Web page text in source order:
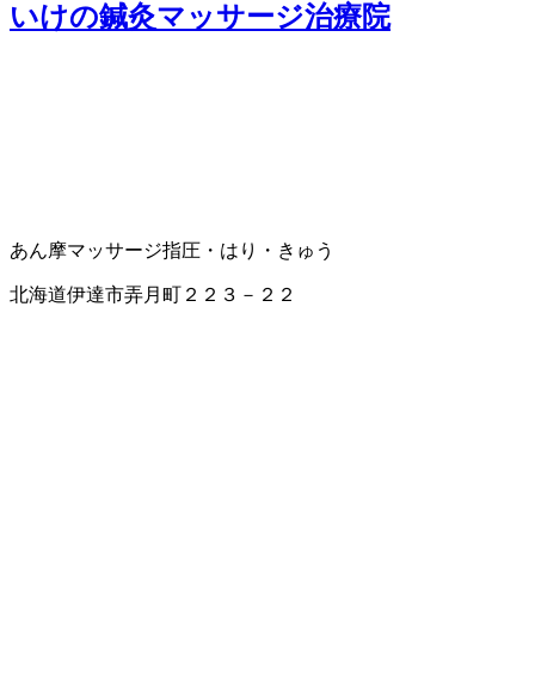
いけの鍼灸マッサージ治療院
あん摩マッサージ指圧・はり・きゅう
北海道伊達市弄月町２２３－２２